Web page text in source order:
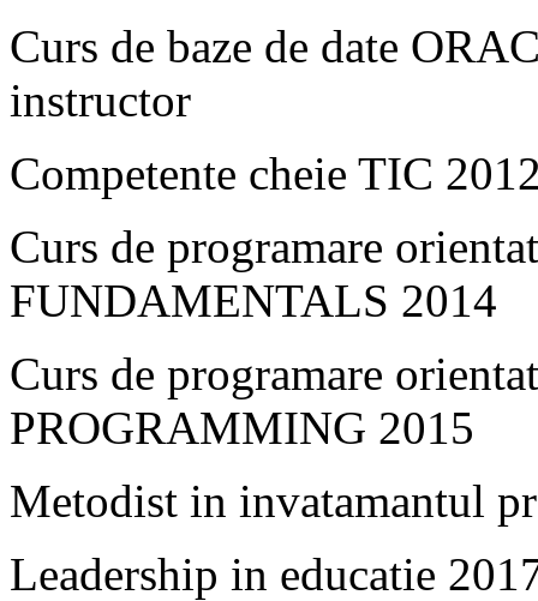
Curs de baze de date
instructor
Competente cheie TIC
Curs de programare
FUNDAMENTALS 2014
Curs de programare
PROGRAMMING 2015
Metodist in invatamantul
Leadership in educatie